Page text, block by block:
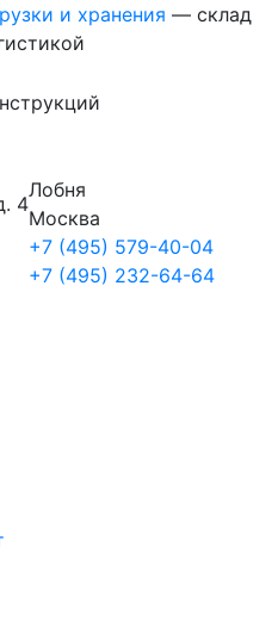
и хранения — склад
4
Лобня
Москва
+7 (495) 579-40-04
+7 (495) 232-64-64